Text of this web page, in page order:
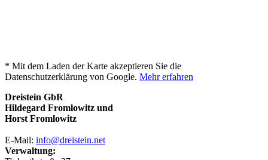
* Mit dem Laden der Karte akzeptieren Sie die
Datenschutzerklärung von Google. Mehr erfahren
Dreistein GbR
Hildegard Fromlowitz und
Horst Fromlowitz
E-Mail: info@dreistein.net
Verwaltung: